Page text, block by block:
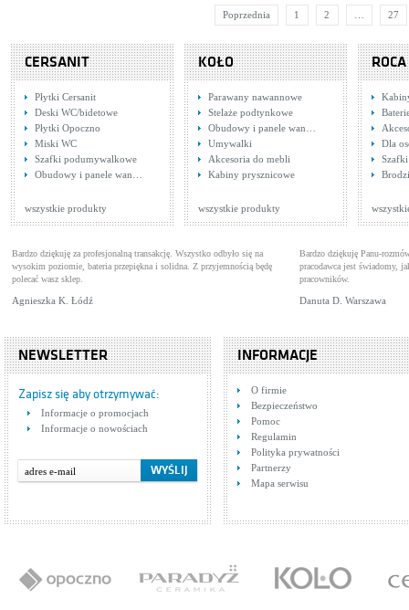
Poprzednia 1 2 27
CERSANIT
Płytki Cersanit
Deski WC/bidetowe
Płytki Opoczno
Miski WC
Szafki podumywalkowe
Obudowy i panele wan…
wszystkie produkty
KOŁO
Parawany nawannowe
Stelaże podtynkowe
Obudowy i panele wan…
Umywalki
Akcesoria do mebli
Kabiny prysznicowe
wszystkie produkty
ROCA
Dla
Bardzo dziękuję za profesjonalną transakcję. Wszystko odbyło się na
wysokim poziomie, bateria przepiękna i solidna. Z przyjemnością będę
polecać wasz sklep.
Agnieszka K. Łódź
Bardzo dziękuję Panu-
pracodawca jest świadomy,
pracowników.
Danuta D. Warszawa
NEWSLETTER
Zapisz się aby otrzymywać:
Informacje o promocjach
Informacje o nowościach
INFORMACJE
O firmie
Bezpieczeństwo
Pomoc
Regulamin
Polityka prywatności
Partnerzy
Mapa serwisu